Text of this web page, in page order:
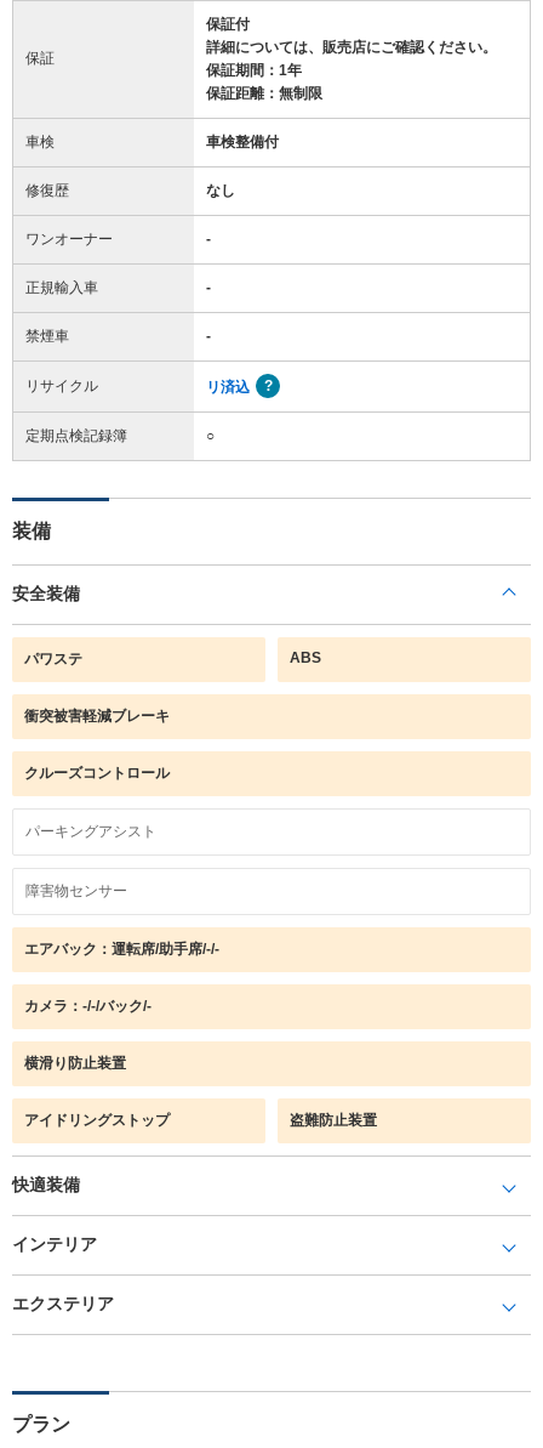
保証
保証付
詳細については、販売店にご確認ください。
保証期間：1年
保証距離：無制限
車検 車検整備付
修復歴 なし
ワンオーナー -
正規輸入車 -
禁煙車 -
リサイクル リ済込
定期点検記録簿 ○
装備
安全装備
パワステ ABS
衝突被害軽減ブレーキ
クルーズコントロール
パーキングアシスト
障害物センサー
エアバック：運転席/助手席/-/-
カメラ：-/-/バック/-
横滑り防止装置
アイドリングストップ 盗難防止装置
快適装備
インテリア
エクステリア
プラン